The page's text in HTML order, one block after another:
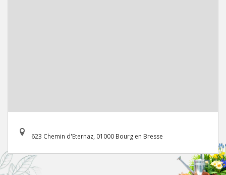
623 Chemin d'Eternaz, 01000 Bourg en Bresse